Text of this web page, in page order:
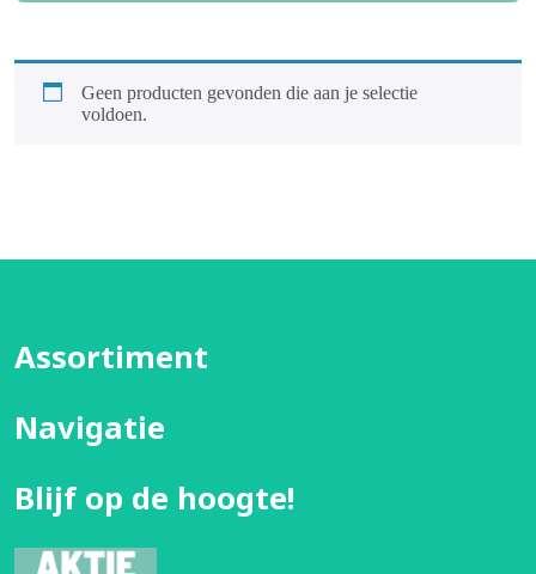
Geen producten gevonden die aan je selectie
voldoen.
Assortiment
Navigatie
Blijf op de hoogte!